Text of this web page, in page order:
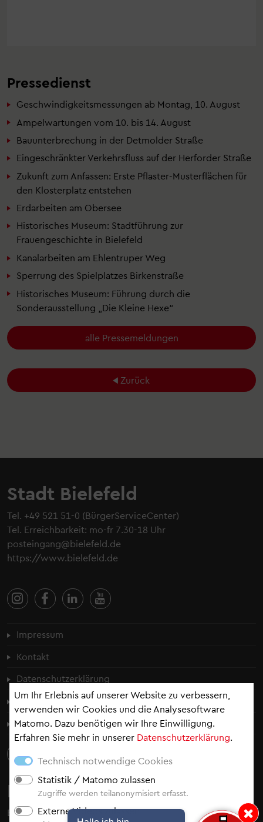
Um Ihr Erlebnis auf unserer Website zu verbessern,
verwenden wir Cookies und die Analysesoftware
Matomo. Dazu benötigen wir Ihre Einwilligung.
Erfahren Sie mehr in unserer Datenschutzerklärung.
Technisch notwendige Cookies
Statistik / Matomo zulassen
Zugriffe werden teilanonymisiert erfasst.
Externe Videos zulassen
Pressedienst
Geschwindigkeitsmessungen ab Montag, 10. August
Ampelwartungen vom 10. bis 14. August
Bauunterbrechung in der Detmolder Straße
Eingeschränkter Verkehrsfluss auf der Herforder Straße
Zukunft zum Anfassen: Erste Pflaster-Musterflächen für
den Klosterplatz entstehen
Erdarbeiten am Obersee
Historisches Museum: Stadtführung zur
Frauengeschichte in Bielefeld
Kanalarbeiten am Ehlentruper Weg
Sperrung des Spielplatzes Birkenstraße
Historisches Museum: Führung durch die
Sonderausstellung „Die Kleine Hexe“
alle Pressemeldungen
Zurück
Hinweis: Hallo
Stadt Bielefeld
Tel. +49 521 51-0 (BürgerServiceCenter)
Tel. Erreichbarkeit: mo-fr 7.30-18 Uhr
posteingang@bielefeld.de
https://www.bielefeld.de
Fußzeilenmenü
Impressum
Kontakt
Datenschutzerklärung
Cookie-Einstellungen
Erklärung zur Barrierefreiheit
Newsletter
Bleiben Sie auf dem Laufenden - abonnieren Sieunsere